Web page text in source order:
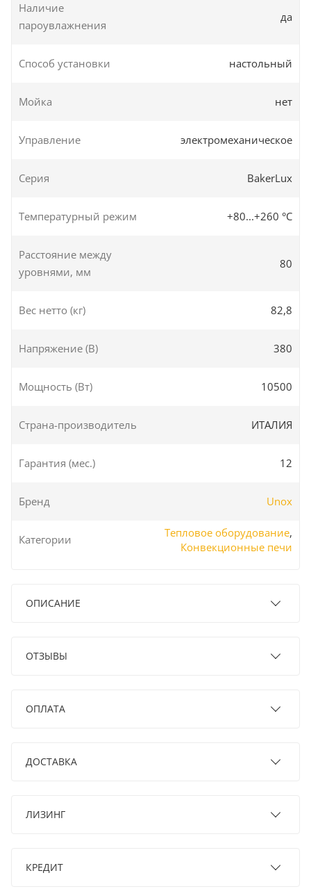
Наличие
пароувлажнения
да
Способ установки настольный
Мойка нет
Управление электромеханическое
Серия BakerLux
Температурный режим +80...+260 °C
Расстояние между
уровнями, мм
80
Вес нетто (кг) 82,8
Напряжение (В) 380
Мощность (Вт) 10500
Страна-производитель ИТАЛИЯ
Гарантия (мес.) 12
Бренд Unox
Категории
Тепловое оборудование,
Конвекционные печи
ОПИСАНИЕ
ОТЗЫВЫ
ОПЛАТА
ДОСТАВКА
ЛИЗИНГ
КРЕДИТ